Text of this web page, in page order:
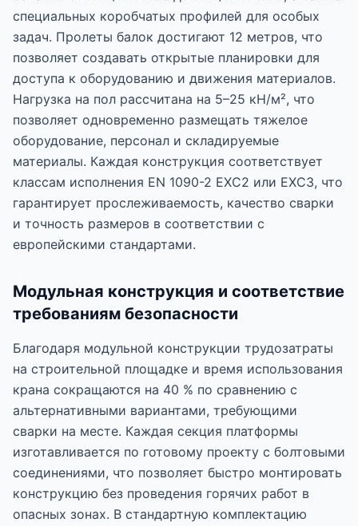
специальных коробчатых профилей для особых
задач. Пролеты балок достигают 12 метров, что
позволяет создавать открытые планировки для
доступа к оборудованию и движения материалов.
Нагрузка на пол рассчитана на 5–25 кН/м², что
позволяет одновременно размещать тяжелое
оборудование, персонал и складируемые
материалы. Каждая конструкция соответствует
классам исполнения EN 1090-2 EXC2 или EXC3, что
гарантирует прослеживаемость, качество сварки
и точность размеров в соответствии с
европейскими стандартами.
Модульная конструкция и соответствие
требованиям безопасности
Благодаря модульной конструкции трудозатраты
на строительной площадке и время использования
крана сокращаются на 40 % по сравнению с
альтернативными вариантами, требующими
сварки на месте. Каждая секция платформы
изготавливается по готовому проекту с болтовыми
соединениями, что позволяет быстро монтировать
конструкцию без проведения горячих работ в
опасных зонах. В стандартную комплектацию